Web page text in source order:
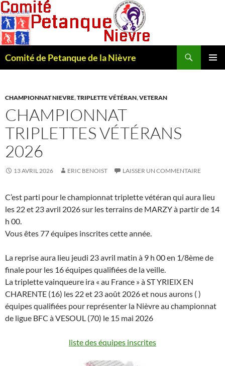
Comité de Petanque de la Nièvre
CHAMPIONNAT NIEVRE,TRIPLETTE VÉTÉRAN,VETERAN
CHAMPIONNAT
TRIPLETTES VÉTÉRANS
2026
13 AVRIL 2026 ERIC BENOIST LAISSER UN COMMENTAIRE
C’est parti pour le championnat triplette vétéran qui aura lieu
les 22 et 23 avril 2026 sur les terrains de MARZY à partir de 14
h 00.
Vous êtes 77 équipes inscrites cette année.
La reprise aura lieu jeudi 23 avril matin à 9 h 00 en 1/8ème de
finale pour les 16 équipes qualifiées de la veille.
La triplette vainqueure ira « au France » à ST YRIEIX EN
CHARENTE (16) les 22 et 23 août 2026 et nous aurons ( )
équipes qualifiées pour représenter la Nièvre au championnat
de ligue BFC à VESOUL (70) le 15 mai 2026
liste des équipes inscrites